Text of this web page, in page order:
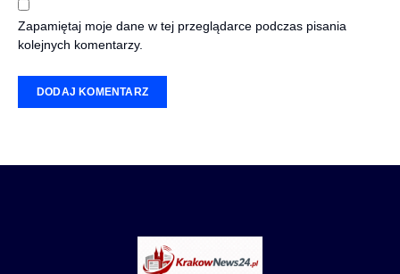
Zapamiętaj moje dane w tej przeglądarce podczas pisania
kolejnych komentarzy.